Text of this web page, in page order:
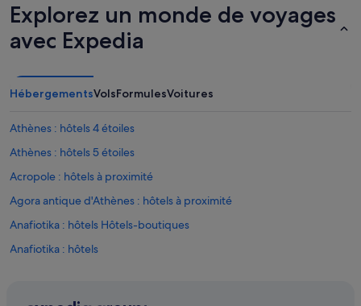
Explorez un monde de voyages
avec Expedia
HébergementsVolsFormulesVoitures
Athènes : hôtels 4 étoiles
Athènes : hôtels 5 étoiles
Acropole : hôtels à proximité
Agora antique d'Athènes : hôtels à proximité
Anafiotika : hôtels Hôtels-boutiques
Anafiotika : hôtels